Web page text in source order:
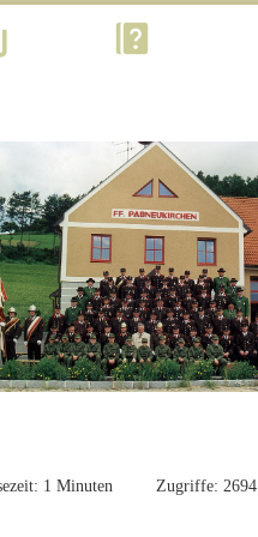
1 Minuten Zugriffe: 2694